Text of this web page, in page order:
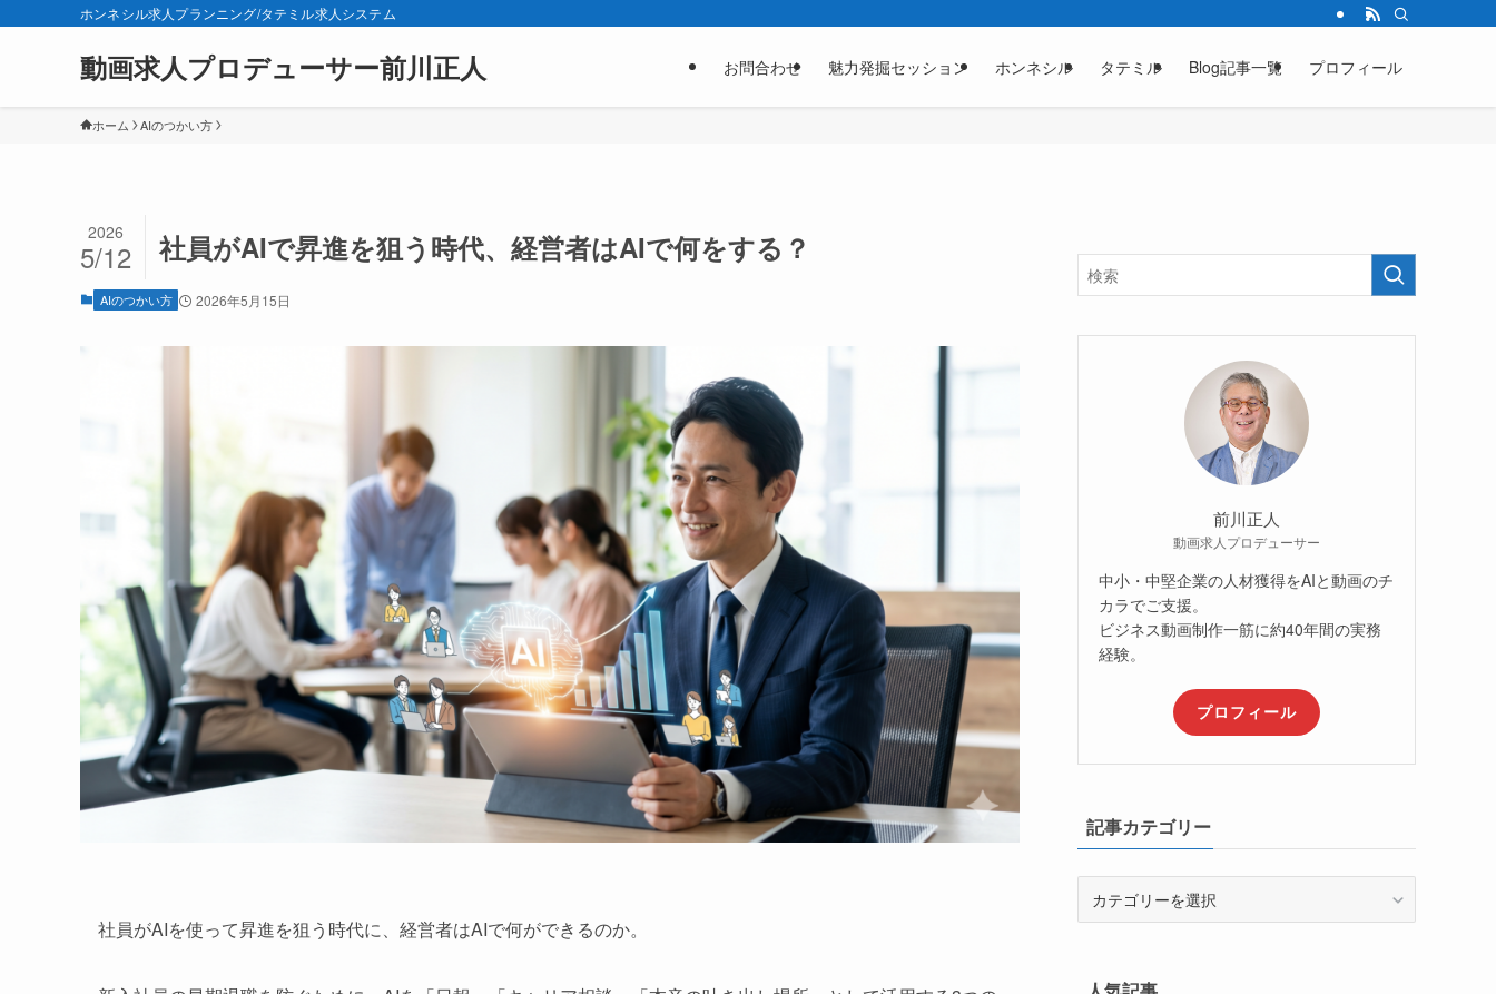
ホンネシル求人プランニング/タテミル求人システム
動画求人プロデューサー前川正人 お問合わせ 魅力発掘セッション ホンネシル タテミル Blog記事一覧 プロフィール
ホーム AIのつかい方
社員がAIで昇進を狙う時代、経営者はAIで何をする？
2026
5/12
AIのつかい方 2026年5月15日
社員がAIを使って昇進を狙う時代に、経営者はAIで何ができるのか。
前川正人
動画求人プロデューサー
中小・中堅企業の人材獲得をAIと動画のチ
カラでご支援。
ビジネス動画制作一筋に約40年間の実務
経験。
プロフィール
記事カテゴリー